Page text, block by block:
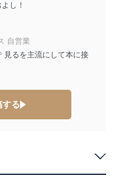
テムを使用する従業
止
のオペレーティング
しています。
ています。
等の防止
の継続的改善
し！
自営業
見るを主流にして本に接
する